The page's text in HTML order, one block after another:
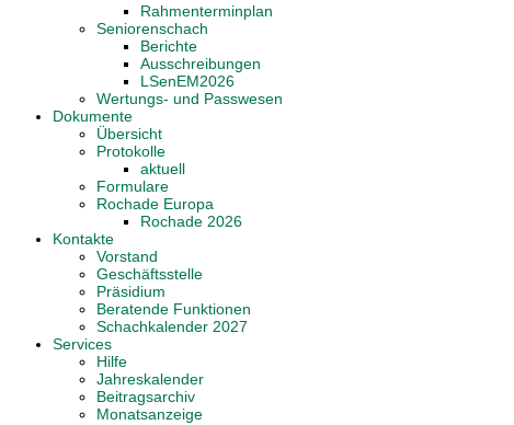
Rahmenterminplan
Seniorenschach
Berichte
Ausschreibungen
LSenEM2026
Wertungs- und Passwesen
Dokumente
Übersicht
Protokolle
aktuell
Formulare
Rochade Europa
Rochade 2026
Kontakte
Vorstand
Geschäftsstelle
Präsidium
Beratende Funktionen
Schachkalender 2027
Services
Hilfe
Jahreskalender
Beitragsarchiv
Monatsanzeige